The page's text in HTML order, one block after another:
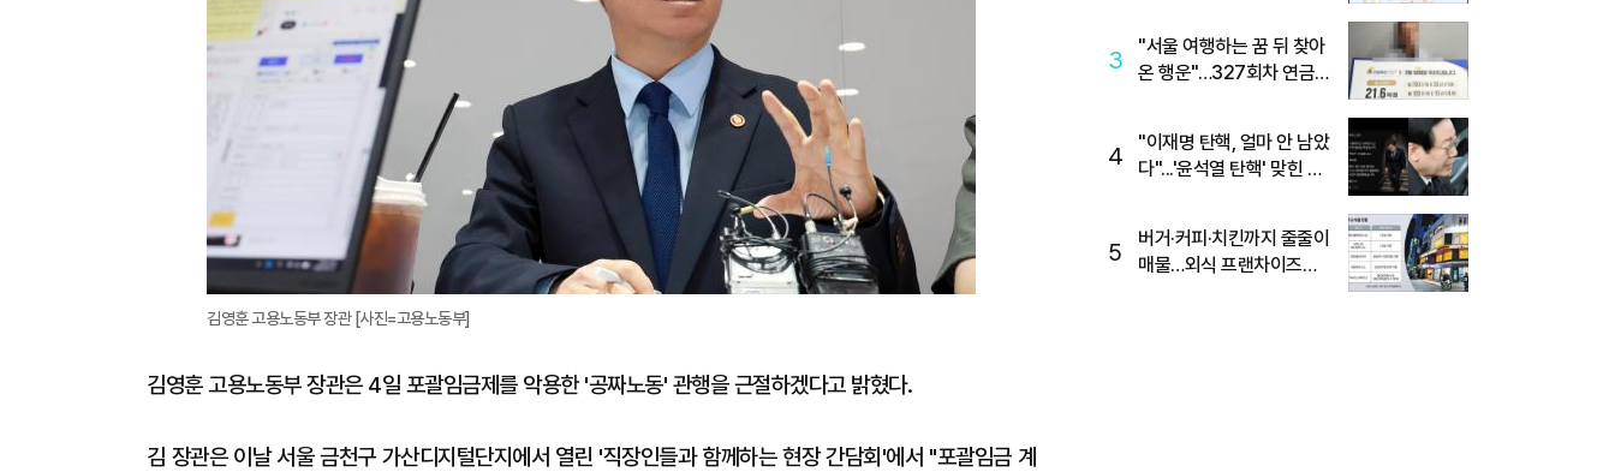
김영훈 고용노동부 장관 [사진=고용노동부]
김영훈 고용노동부 장관은 4일 포괄임금제를 악용한 '공짜노동' 관행을 근절하겠다고 밝혔다.
김 장관은 이날 서울 금천구 가산디지털단지에서 열린 '직장인들과 함께하는 현장 간담회'에서 "포괄임금 계
3
"서울 여행하는 꿈 뒤 찾아
온 행운"…327회차 연금
4
"이재명 탄핵, 얼마 안 남았
다"...'윤석열 탄핵' 맞힌 무
5
버거·커피·치킨까지 줄줄이
매물…외식 프랜차이즈